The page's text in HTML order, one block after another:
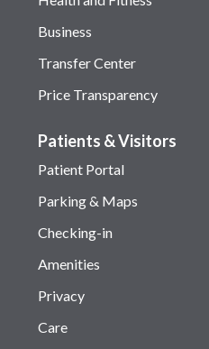
Business
Transfer Center
Price Transparency
Patients & Visitors
Patient Portal
Parking & Maps
Checking-in
Amenities
Privacy
Care